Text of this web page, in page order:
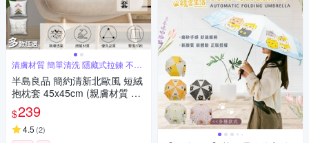
清膚材質 簡單清洗 隱藏式拉鍊 不刮
皮膚
半島良品 簡約清新北歐風 短絨
抱枕套 45x45cm (親膚材質 抱
枕套 絨抱枕套 簡約抱枕套)
$239
4.5 (2)